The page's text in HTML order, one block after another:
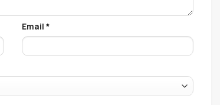
Email *